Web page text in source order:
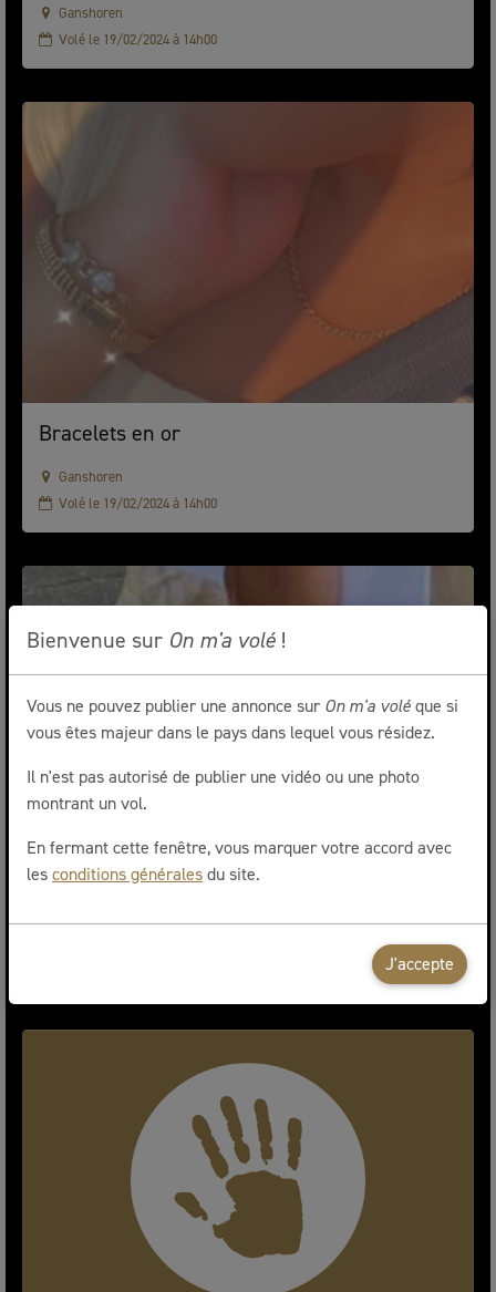
Ganshoren
Volé le 19/02/2024 à 14h00
Bracelets en or
Ganshoren
Volé le 19/02/2024 à 14h00
Bienvenue sur On m'a volé !
Vous ne pouvez publier une annonce sur On m'a voléque si
vous êtes majeur dans le pays dans lequel vous résidez.
Il n'est pas autorisé de publier une vidéo ou une photo
montrant un vol.
En fermant cette fenêtre, vous marquer votre accord avec
lesconditions généralesdu site.
J'accepte